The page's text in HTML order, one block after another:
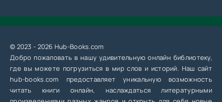
© 2023 - 2026 Hub-Books.com
Добро пожаловать в нашу удивительную онлайн библиотеку,
где вы можете погрузиться в мир слов и историй. Наш сайт
hub-books.com предоставляет уникальную возможность
читать книги онлайн, наслаждаться литературными